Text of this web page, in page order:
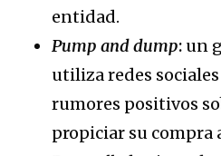
entidad.
Pump and dump: un
utiliza redes
rumores positivos
propiciar su compra